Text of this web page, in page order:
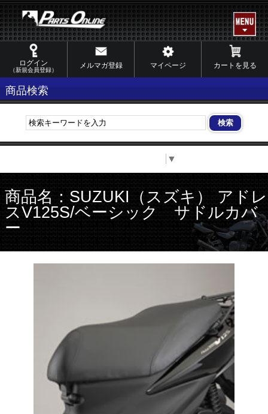
ログイン
（新規会員登録）
メルマガ登録 マイページ カートを見る
商品検索
▼
商品名：SUZUKI（スズキ） アドレ
スV125S/ベーシック サドルカバ
ー